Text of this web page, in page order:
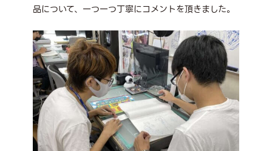
品について、一つ一つ丁寧にコメントを頂きました。